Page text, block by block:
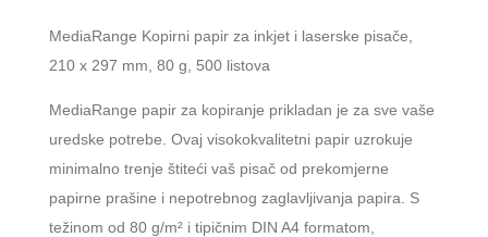
MediaRange Kopirni papir za inkjet i laserske pisače,
210 x 297 mm, 80 g, 500 listova
MediaRange papir za kopiranje prikladan je za sve vaše
uredske potrebe. Ovaj visokokvalitetni papir uzrokuje
minimalno trenje štiteći vaš pisač od prekomjerne
papirne prašine i nepotrebnog zaglavljivanja papira. S
težinom od 80 g/m² i tipičnim DIN A4 formatom,